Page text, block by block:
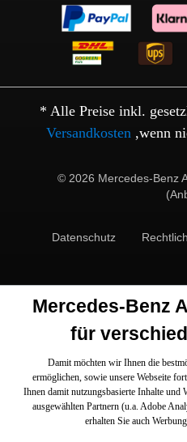
* Alle Preise inkl.
Versandkosten ,wenn
© 2026 Mercedes-Benz
Datenschutz
Mercedes-Benz
für
Damit möchten wir Ihnen die
ermöglichen, sowie unsere Webseite
Ihnen damit nutzungsbasierte Inhalte und
ausgewählten Partnern (u.a. Adobe
erhalten Sie auch